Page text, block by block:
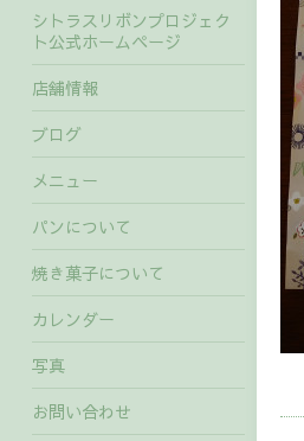
シトラスリボンプロジェク
ト公式ホームページ
店舗情報
ブログ
メニュー
パンについて
焼き菓子について
カレンダー
写真
お問い合わせ